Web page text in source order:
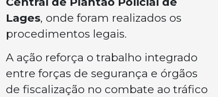
Lages, onde foram realizados os
procedimentos legais.
A ação reforça o trabalho integrado
entre forças de segurança e órgãos
de fiscalização no combate ao tráfico